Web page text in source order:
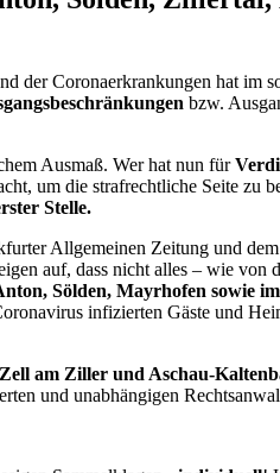
der Coronaerkrankungen hat im
bzw.
Ausmaß. Wer hat nun für
um die strafrechtliche Seite zu
Stelle.
Allgemeinen Zeitung und
auf, dass nicht alles – wie von
Sölden, Mayrhofen sowie
infizierten Gäste und
am Ziller und Aschau-
und unabhängigen